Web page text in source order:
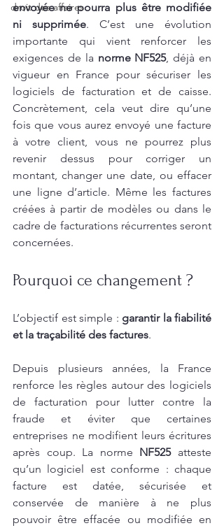
droit des affaires
envoyée ne pourra plus être modifiée
ni supprimée. C’est une évolution
importante qui vient renforcer les
exigences de la norme NF525, déjà en
vigueur en France pour sécuriser les
logiciels de facturation et de caisse.
Concrètement, cela veut dire qu’une
fois que vous aurez envoyé une facture
à votre client, vous ne pourrez plus
revenir dessus pour corriger un
montant, changer une date, ou effacer
une ligne d’article. Même les factures
créées à partir de modèles ou dans le
cadre de facturations récurrentes seront
concernées.
Pourquoi ce changement ?
L’objectif est simple : garantir la fiabilité
et la traçabilité des factures.
Depuis plusieurs années, la France
renforce les règles autour des logiciels
de facturation pour lutter contre la
fraude et éviter que certaines
entreprises ne modifient leurs écritures
après coup. La norme NF525 atteste
qu’un logiciel est conforme : chaque
facture est datée, sécurisée et
conservée de manière à ne plus
pouvoir être effacée ou modifiée en